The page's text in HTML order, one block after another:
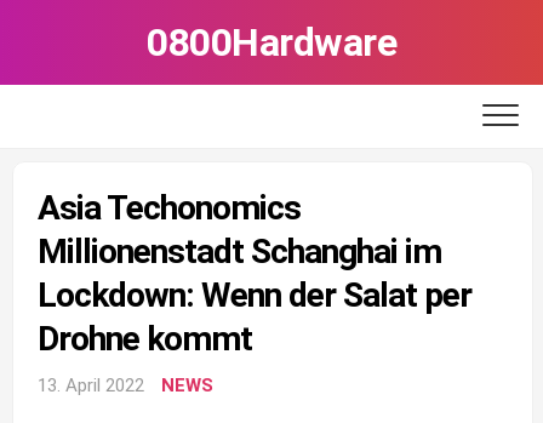
0800Hardware
Asia Techonomics
Millionenstadt Schanghai im
Lockdown: Wenn der Salat per
Drohne kommt
13. April 2022 NEWS